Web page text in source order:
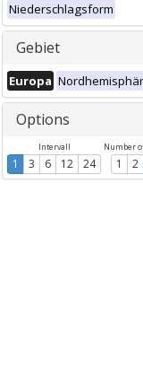
Niederschlagsform
Gebiet
Europa
Options
Intervall
1 3 6 12 24
Number
1 2